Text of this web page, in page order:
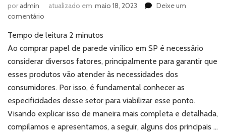
poradmin atualizado em maio 18, 2023
Deixe um
comentário
papel
de
parede
em
SP:
o
que
considerar?
Tempo de leitura 2 minutos
Ao comprar papel de parede vinílico em SP é necessário
considerar diversos fatores, principalmente para garantir que
esses produtos vão atender às necessidades dos
consumidores. Por isso, é fundamental conhecer as
especificidades desse setor para viabilizar esse ponto.
Visando explicar isso de maneira mais completa e detalhada,
compilamos e apresentamos, a seguir, alguns dos principais …